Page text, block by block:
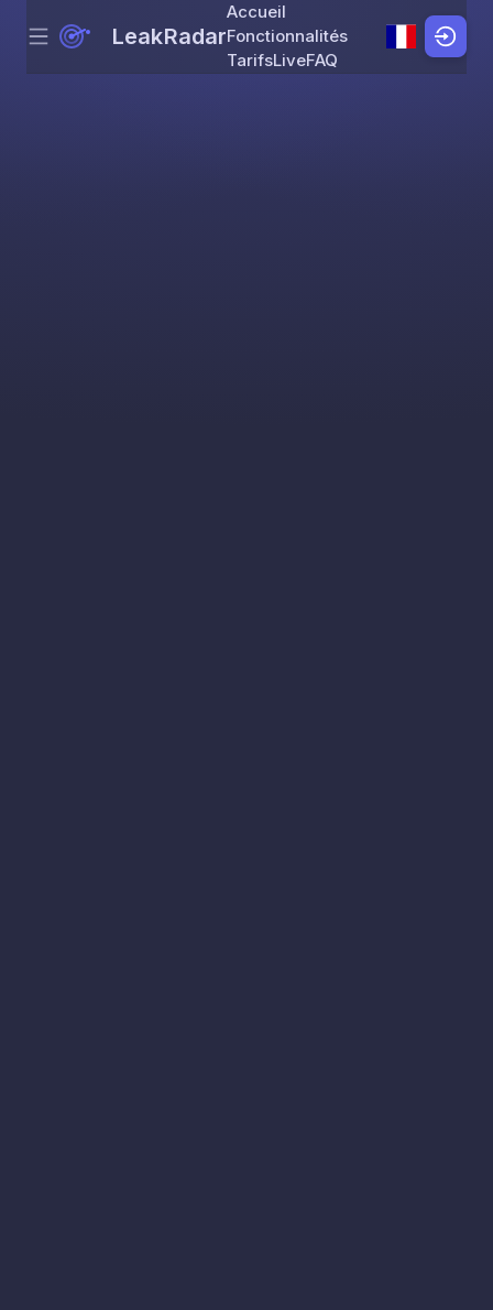
Skip to content
Menu LeakRadar
Accueil
Fonctionnalités
TarifsLiveFAQ